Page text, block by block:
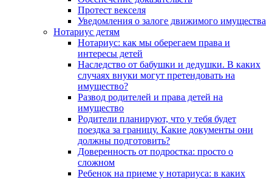
Протест векселя
Уведомления о залоге движимого имущества
Нотариус детям
Нотариус: как мы оберегаем права и
интересы детей
Наследство от бабушки и дедушки. В каких
случаях внуки могут претендовать на
имущество?
Развод родителей и права детей на
имущество
Родители планируют, что у тебя будет
поездка за границу. Какие документы они
должны подготовить?
Доверенность от подростка: просто о
сложном
Ребенок на приеме у нотариуса: в каких